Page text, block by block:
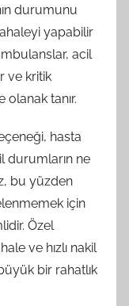
durumunu
yapabilir
acil
ve kritik
olanak tanır.
hasta
durumların ne
bu yüzden
için
Özel
ve hızlı nakil
bir rahatlık